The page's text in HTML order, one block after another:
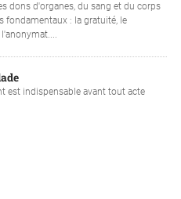
dons d'organes, du sang et du corps
fondamentaux : la gratuité, le
est indispensable avant tout acte